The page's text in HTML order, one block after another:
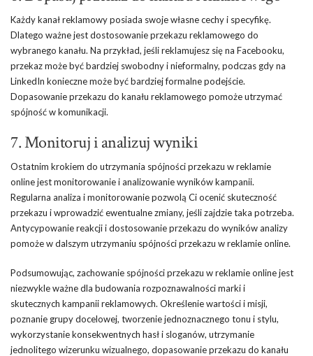
Każdy kanał reklamowy posiada swoje własne cechy i specyfikę.
Dlatego ważne jest dostosowanie przekazu reklamowego do
wybranego kanału. Na przykład, jeśli reklamujesz się na Facebooku,
przekaz może być bardziej swobodny i nieformalny, podczas gdy na
LinkedIn konieczne może być bardziej formalne podejście.
Dopasowanie przekazu do kanału reklamowego pomoże utrzymać
spójność w komunikacji.
7. Monitoruj i analizuj wyniki
Ostatnim krokiem do utrzymania spójności przekazu w reklamie
online jest monitorowanie i analizowanie wyników kampanii.
Regularna analiza i monitorowanie pozwolą Ci ocenić skuteczność
przekazu i wprowadzić ewentualne zmiany, jeśli zajdzie taka potrzeba.
Antycypowanie reakcji i dostosowanie przekazu do wyników analizy
pomoże w dalszym utrzymaniu spójności przekazu w reklamie online.
Podsumowując, zachowanie spójności przekazu w reklamie online jest
niezwykle ważne dla budowania rozpoznawalności marki i
skutecznych kampanii reklamowych. Określenie wartości i misji,
poznanie grupy docelowej, tworzenie jednoznacznego tonu i stylu,
wykorzystanie konsekwentnych hasł i sloganów, utrzymanie
jednolitego wizerunku wizualnego, dopasowanie przekazu do kanału